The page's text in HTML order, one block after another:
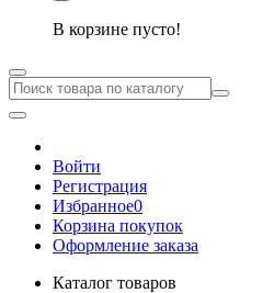
В корзине пусто!
Войти
Регистрация
Избранное0
Корзина покупок
Оформление заказа
Каталог товаров